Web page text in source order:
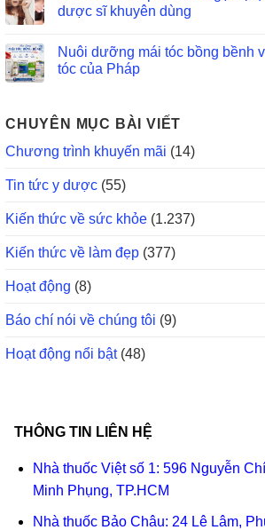
dược sĩ khuyên dùng
Nuôi dưỡng mái tóc bồng bềnh
tóc của Pháp
CHUYÊN MỤC BÀI VIẾT
Chương trình khuyến mãi (14)
Tin tức y dược (55)
Kiến thức về sức khỏe (1.237)
Kiến thức về làm đẹp (377)
Hoạt động (8)
Báo chí nói về chúng tôi (9)
Hoạt động nổi bật(48)
THÔNG TIN LIÊN HỆ
Nhà thuốc Việt số 1: 596 Nguyễn
Minh Phụng, TP.HCM
Nhà thuốc Bảo Châu: 24 Lê Lâm,